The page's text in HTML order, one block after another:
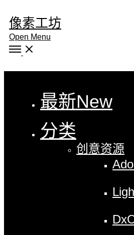
像素工坊
Open Menu
最新New
分类
创意资源